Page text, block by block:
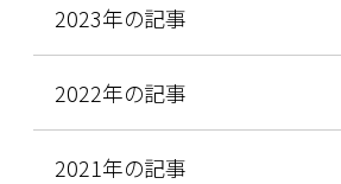
2023年の記事
2022年の記事
2021年の記事